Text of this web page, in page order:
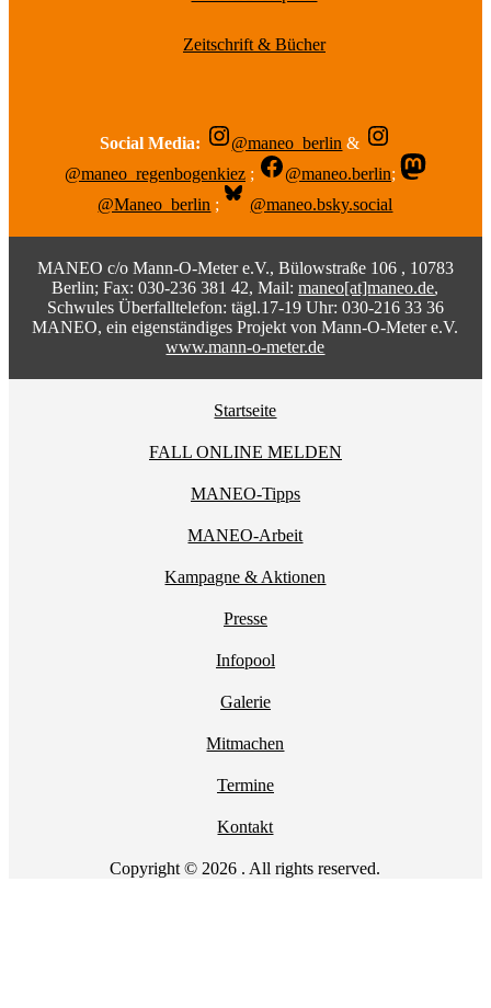
Zeitschrift & Bücher
Social Media: @maneo_berlin &
@maneo_regenbogenkiez ; @maneo.berlin;
@Maneo_berlin ; @maneo.bsky.social
MANEO c/o Mann-O-Meter e.V., Bülowstraße 106 , 10783
Berlin; Fax: 030-236 381 42, Mail:maneo[at]maneo.de,
Schwules Überfalltelefon: tägl.17-19 Uhr: 030-216 33 36
MANEO, ein eigenständiges Projekt von Mann-O-Meter e.V.
www.mann-o-meter.de
Startseite
FALL ONLINE MELDEN
MANEO-Tipps
MANEO-Arbeit
Kampagne & Aktionen
Presse
Infopool
Galerie
Mitmachen
Termine
Kontakt
Copyright © 2026 . All rights reserved.